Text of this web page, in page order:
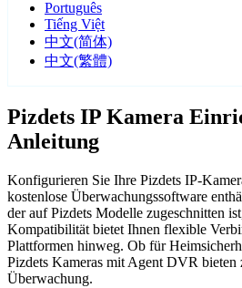
Português
Tiếng Việt
中文(简体)
中文(繁體)
Pizdets IP Kamera
Anleitung
Konfigurieren Sie Ihre Pizdets IP-
kostenlose Überwachungssoftware
der auf Pizdets Modelle zugeschnitten
Kompatibilität bietet Ihnen flexible
Plattformen hinweg. Ob für
Pizdets Kameras mit Agent DVR bieten
Überwachung.